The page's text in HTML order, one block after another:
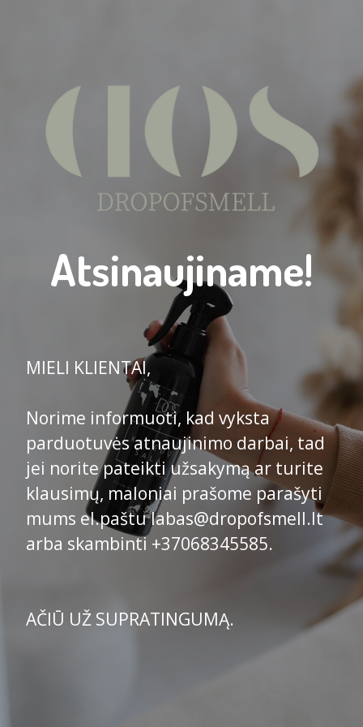
Atsinaujiname!
MIELI KLIENTAI,
Norime informuoti, kad vyksta
parduotuvės atnaujinimo darbai, tad
jei norite pateikti užsakymą ar turite
klausimų, maloniai prašome parašyti
mums el.paštu labas@dropofsmell.lt
arba skambinti +37068345585.
AČIŪ UŽ SUPRATINGUMĄ.